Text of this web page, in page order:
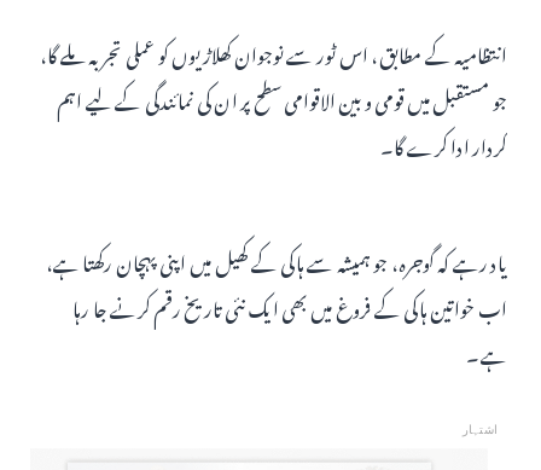
انتظامیہ کے مطابق، اس ٹور سے نوجوان کھلاڑیوں کو عملی تجربہ ملے گا،
جو مستقبل میں قومی و بین الاقوامی سطح پر ان کی نمائندگی کے لیے اہم
کردار ادا کرے گا۔
یاد رہے کہ گوجرہ، جو ہمیشہ سے ہاکی کے کھیل میں اپنی پہچان رکھتا ہے،
اب خواتین ہاکی کے فروغ میں بھی ایک نئی تاریخ رقم کرنے جا رہا
ہے۔
اشتہار